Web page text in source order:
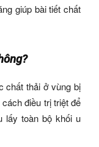
giúp bài tiết chất
chất thải ở vùng bị
điều trị triệt để
lấy toàn bộ khối u